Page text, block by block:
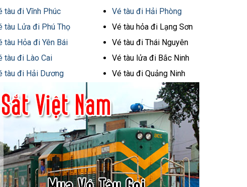
tàu đi Vĩnh Phúc
tàu Lửa đi Phú Thọ
tàu Hỏa đi Yên Bái
tàu đi Lào Cai
tàu đi Hải Dương
Vé tàu đi Hải Phòng
Vé tàu hỏa đi Lạng Sơn
Vé tàu đi Thái Nguyên
Vé tàu lửa đi Bắc Ninh
Vé tàu đi Quảng Ninh